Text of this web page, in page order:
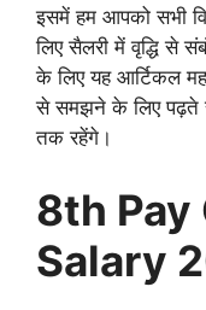
इसमें हम आपको सभी
लिए सैलरी में वृद्धि से
के लिए यह आर्टिकल
से समझने के लिए
तक रहेंगे।
8th Pay
Salary